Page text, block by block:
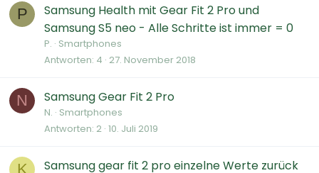
P
Samsung Health mit Gear Fit 2 Pro und
Samsung S5 neo - Alle Schritte ist immer = 0
P. Smartphones
Antworten 4 27. November 2018
N Samsung Gear Fit 2 Pro
N. Smartphones
Antworten 2 10. Juli 2019
K
Samsung gear fit 2 pro einzelne Werte zurück